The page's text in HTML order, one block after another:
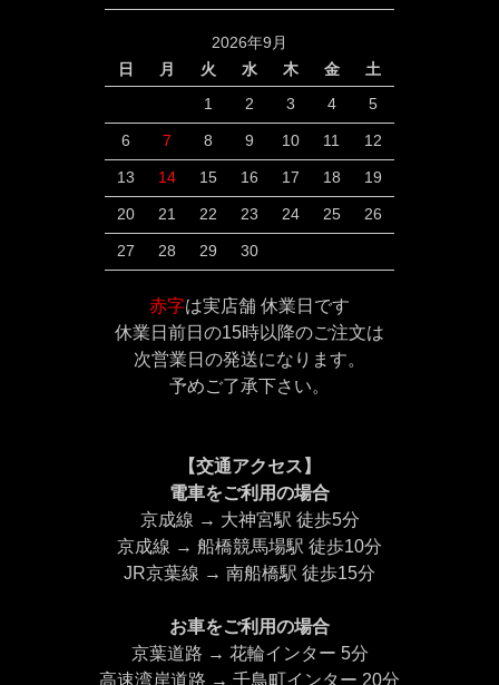
2026年9月
日
月 火 水 木 金 土
1 2 3 4 5
6 7 8 9 10 11 12
13 14 15 16 17 18 19
20 21 22 23 24 25 26
27 28 29 30
赤字は実店舗 休業日です
休業日前日の15時以降のご注文は
次営業日の発送になります。
予めご了承下さい。
【交通アクセス】
電車をご利用の場合
京成線 → 大神宮駅 徒歩5分
京成線 → 船橋競馬場駅 徒歩10分
JR京葉線 → 南船橋駅 徒歩15分
お車をご利用の場合
京葉道路 → 花輪インター 5分
高速湾岸道路 → 千鳥町インター 20分